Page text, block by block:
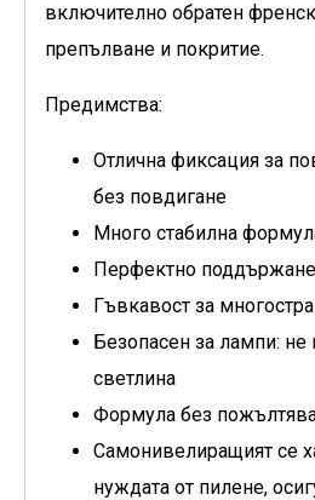
включително обратен
препълване и покритие.
Предимства:
Отлична фиксация за
без повдигане
Много стабилна
Перфектно
Гъвкавост за
Безопасен за лампи: не
светлина
Формула без
Самонивелиращият се
нуждата от пилене,